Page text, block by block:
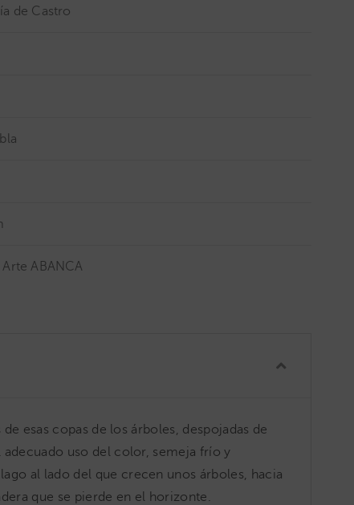
de Castro
ABANCA
esas copas de los árboles, despojadas de
adecuado uso del color, semeja frío y
al lado del que crecen unos árboles, hacia
que se pierde en el horizonte.